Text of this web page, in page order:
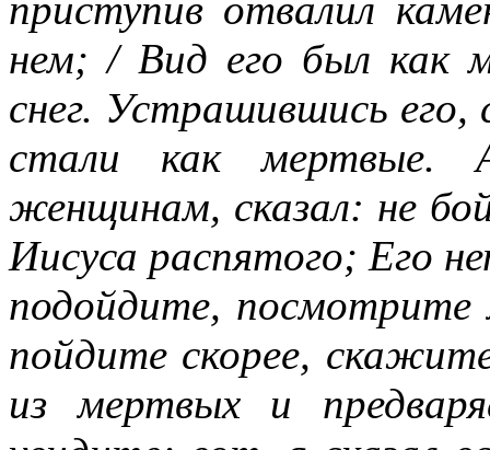
нем; / Вид его был как
снег. Устрашившись
стали как мертвые.
женщинам, сказал: не
Иисуса распятого; Его
подойдите,
пойдите скорее,
из мертвых и